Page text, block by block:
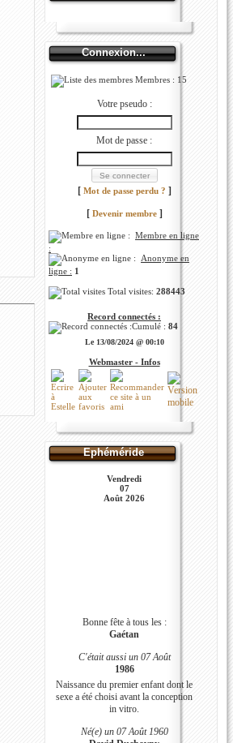
Connexion...
Membres : 15
Votre pseudo :
Mot de passe :
[ Mot de passe perdu ? ]
[ Devenir membre]
Membre en ligne
:
Anonyme en
ligne : 1
Total visites: 288443
Record connectés :
Cumulé : 84
Le 13/08/2024 @ 00:10
Webmaster - Infos
Ephéméride
Vendredi
07
Août 2026
Bonne fête à tous les :
Gaétan
C'était aussi un 07 Août
1986
Naissance du premier enfant dont le
sexe a été choisi avant la conception
in vitro.
Né(e) un 07 Août 1960